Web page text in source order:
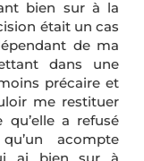
bien sur à la
était un cas
de ma
dans une
précaire et
me restituer
qu’elle a refusé
acompte
ai bien sur à